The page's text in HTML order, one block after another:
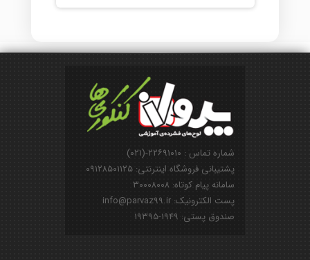
شماره تماس : ۲۲۶۹۱۰۱۰-(۰۲۱)
پشتیبانی فروشگاه اینترنتی: ۰۹۱۲۸۵۰۱۱۲۵
سامانه پیام کوتاه: ۳۰۰۰۸۰۰۸
پست الکترونیک: info@parvaz99.ir
صندوق پستی: ۱۹۴۹-۱۹۳۹۵